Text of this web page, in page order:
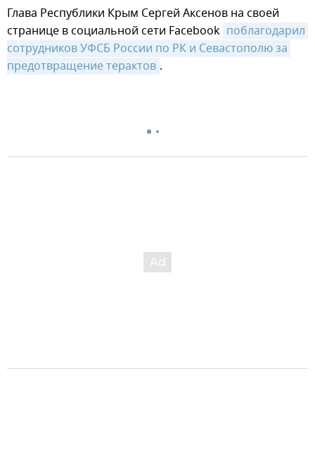
Глава Республики Крым Сергей Аксенов на своей
странице в социальной сети Facebook поблагодарил
сотрудников УФСБ России по РК и Севастополю за
предотвращение терактов .